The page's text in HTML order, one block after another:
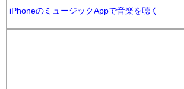
iPhoneのミュージックAppで音楽を聴く